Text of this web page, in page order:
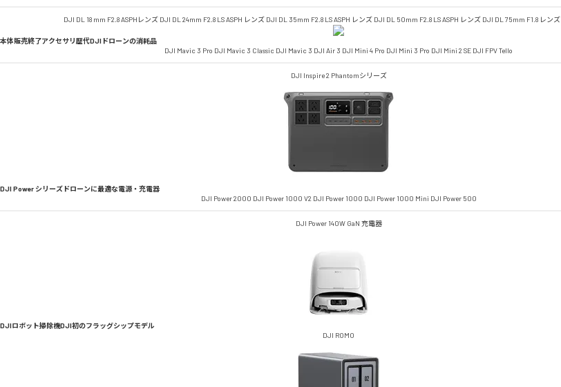
DJI DL 18 mm F2.8 ASPHレンズ DJI DL 24mm F2.8 LS ASPH レンズ DJI DL 35mm F2.8 LS ASPH レンズ DJI DL 50mm F2.8 LS ASPH レンズ DJI DL 75mm F1.8 レンズ
本体販売終了アクセサリ歴代DJIドローンの消耗品
DJI Mavic 3 Pro DJI Mavic 3 Classic DJI Mavic 3 DJI Air 3 DJI Mini 4 Pro DJI Mini 3 Pro DJI Mini 2 SE DJI FPVTello
DJI Inspire 2 Phantomシリーズ
DJI Power シリーズドローンに最適な電源・充電器
DJI Power 2000 DJI Power 1000 V2 DJI Power 1000 DJI Power 1000 Mini DJI Power 500
DJI Power 140W GaN 充電器
DJIロボット掃除機DJI初のフラッグシップモデル
DJI ROMO